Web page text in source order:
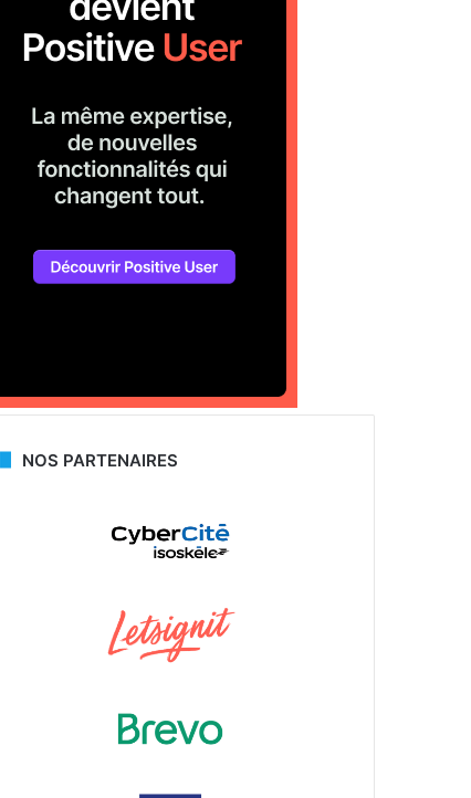
NOS PARTENAIRES